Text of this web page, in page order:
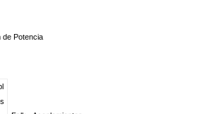
de Potencia